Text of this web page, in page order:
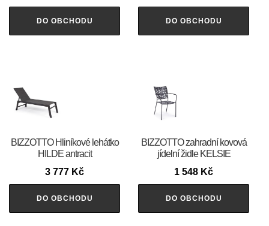
DO OBCHODU DO OBCHODU
BIZZOTTO Hliníkové lehátko
HILDE antracit
3 777 Kč
DO OBCHODU
BIZZOTTO zahradní kovová
jídelní židle KELSIE
1 548 Kč
DO OBCHODU